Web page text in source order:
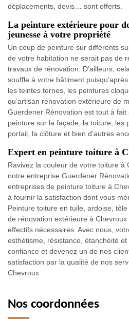
déplacements, devis… sont offerts.
La peinture extérieure pour
jeunesse à votre propriété
Un coup de peinture sur différents
de votre habitation ne serait pas de
travaux de rénovation. D’ailleurs,
souffle à votre bâtiment
les teintes ternes, les peintures
qu’artisan rénovation extérieure de
Guerdener Rénovation est tout à
peinture sur la façade, la toiture, les
portail, la clôture et bien d’autres
Expert en peinture toiture à
Ravivez la couleur de votre toiture à
notre entreprise Guerdener
entreprises de peinture toiture à
à fournir la satisfaction dont vous
Peinture toiture en tuile, ardoise,
de rénovation extérieure à
effectifs nécessaires. Avec nous,
esthétisme, résistance, étanchéité
confiance et devenez un de nos
satisfaction par la qualité de nos
Chevroux.
Nos coordonnées